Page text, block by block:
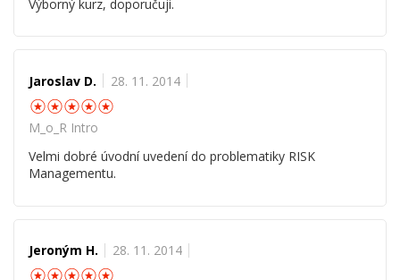
Výborný kurz, doporučuji.
Jaroslav D. 28. 11. 2014
☆☆☆☆
M_o_R Intro
Velmi dobré úvodní uvedení do problematiky RISK
Managementu.
Jeroným H. 28. 11. 2014
☆☆☆☆